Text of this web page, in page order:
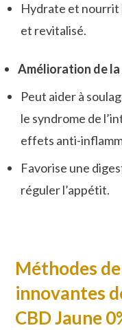
Hydrate et nourrit
et revitalisé.
Amélioration de
Peut aider à
le syndrome de
effets anti-
Favorise une
réguler l’appétit.
Méthodes
innovantes
CBD Jaune